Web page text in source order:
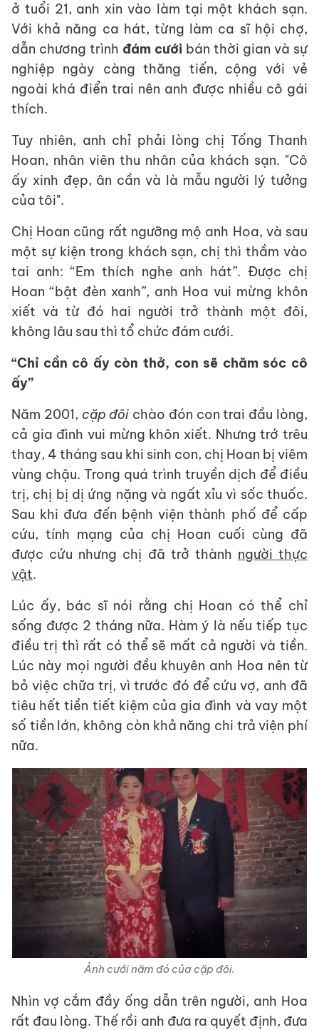
ở tuổi 21, anh xin vào làm tại một khách sạn.
Với khả năng ca hát, từng làm ca sĩ hội chợ,
dẫn chương trình đám cưới bán thời gian và sự
nghiệp ngày càng thăng tiến, cộng với vẻ
ngoài khá điển trai nên anh được nhiều cô gái
thích.
Tuy nhiên, anh chỉ phải lòng chị Tống Thanh
Hoan, nhân viên thu nhân của khách sạn. "Cô
ấy xinh đẹp, ân cần và là mẫu người lý tưởng
của tôi".
Chị Hoan cũng rất ngưỡng mộ anh Hoa, và sau
một sự kiện trong khách sạn, chị thì thầm vào
tai anh: “Em thích nghe anh hát”. Được chị
Hoan “bật đèn xanh”, anh Hoa vui mừng khôn
xiết và từ đó hai người trở thành một đôi,
không lâu sau thì tổ chức đám cưới.
“Chỉ cần cô ấy còn thở, con sẽ chăm sóc cô
ấy”
Năm 2001, cặp đôi chào đón con trai đầu lòng,
cả gia đình vui mừng khôn xiết. Nhưng trớ trêu
thay, 4 tháng sau khi sinh con, chị Hoan bị viêm
vùng chậu. Trong quá trình truyền dịch để điều
trị, chị bị dị ứng nặng và ngất xỉu vì sốc thuốc.
Sau khi đưa đến bệnh viện thành phố để cấp
cứu, tính mạng của chị Hoan cuối cùng đã
được cứu nhưng chị đã trở thành người thực
vật.
Lúc ấy, bác sĩ nói rằng chị Hoan có thể chỉ
sống được 2 tháng nữa. Hàm ý là nếu tiếp tục
điều trị thì rất có thể sẽ mất cả người và tiền.
Lúc này mọi người đều khuyên anh Hoa nên từ
bỏ việc chữa trị, vì trước đó để cứu vợ, anh đã
tiêu hết tiền tiết kiệm của gia đình và vay một
số tiền lớn, không còn khả năng chi trả viện phí
nữa.
Ảnh cưới năm đó của cặp đôi.
Nhìn vợ cắm đầy ống dẫn trên người, anh Hoa
rất đau lòng. Thế rồi anh đưa ra quyết định, đưa